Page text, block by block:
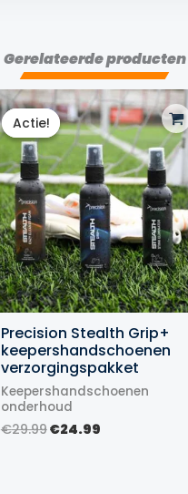
Gerelateerde producten
Actie!
Actie!
Precision Stealth Grip+
keepershandschoenen
verzorgingspakket
Keepershandschoenen
onderhoud
€29.99Oorspronkelijke
€24.99Huidige